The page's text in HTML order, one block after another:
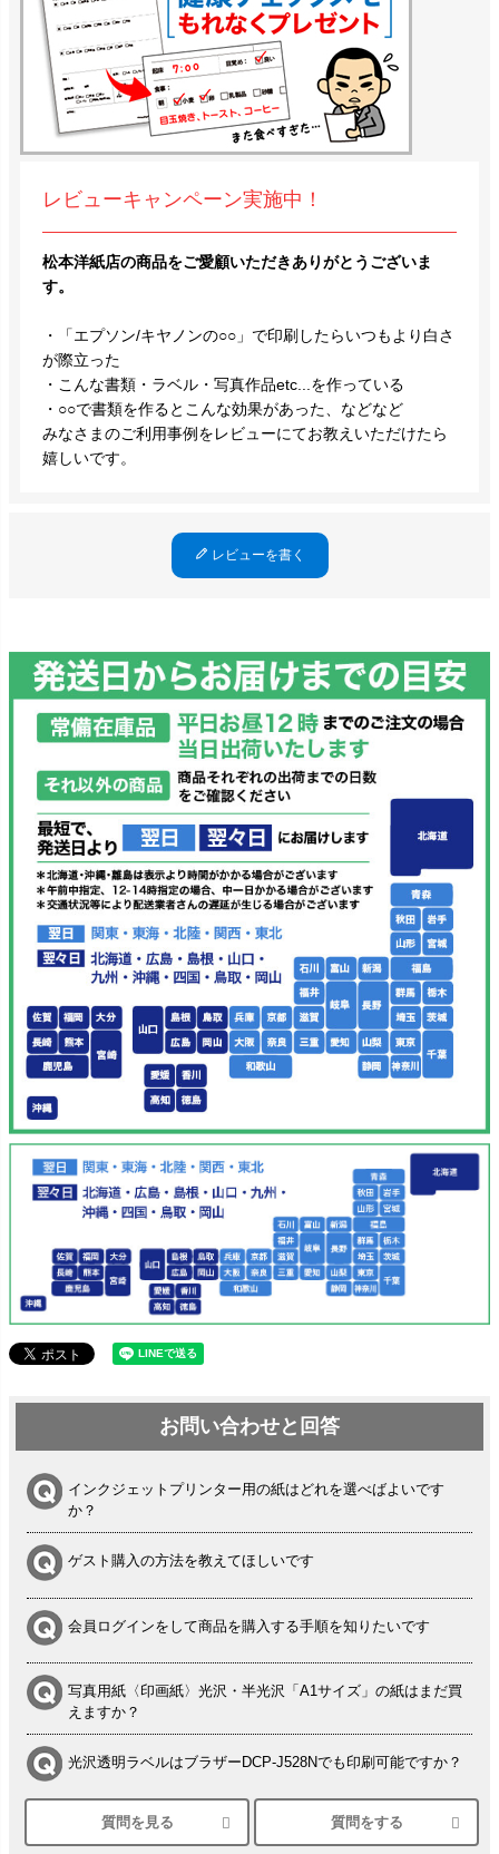
レビューキャンペーン実施中！
松本洋紙店の商品をご愛顧いただきありがとうございま
す。
・「エプソン/キヤノンの○○」で印刷したらいつもより白さ
が際立った
・こんな書類・ラベル・写真作品etc...を作っている
・○○で書類を作るとこんな効果があった、などなど
みなさまのご利用事例をレビューにてお教えいただけたら
嬉しいです。
レビューを書く
お問い合わせと回答
インクジェットプリンター用の紙はどれを選べばよいです
か？
ゲスト購入の方法を教えてほしいです
会員ログインをして商品を購入する手順を知りたいです
写真用紙〈印画紙〉光沢・半光沢「A1サイズ」の紙はまだ買
えますか？
光沢透明ラベルはブラザーDCP-J528Nでも印刷可能ですか？
シルバーペーパーにEPSON EP-30VAで印刷するときの設定
は？
質問を見る 質問をする